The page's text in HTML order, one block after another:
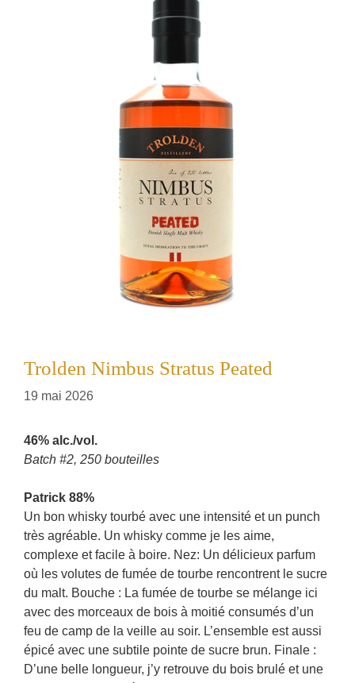
Trolden Nimbus Stratus Peated
19 mai 2026
46% alc./vol.
Batch #2, 250 bouteilles
Patrick 88%
Un bon whisky tourbé avec une intensité et un punch
très agréable. Un whisky comme je les aime,
complexe et facile à boire. Nez: Un délicieux parfum
où les volutes de fumée de tourbe rencontrent le sucre
du malt. Bouche : La fumée de tourbe se mélange ici
avec des morceaux de bois à moitié consumés d’un
feu de camp de la veille au soir. L’ensemble est aussi
épicé avec une subtile pointe de sucre brun. Finale :
D’une belle longueur, j’y retrouve du bois brulé et une